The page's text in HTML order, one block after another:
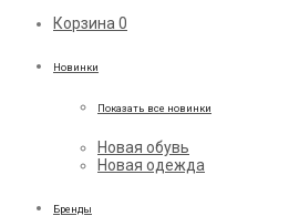
Корзина 0
Новинки
Показать все новинки
Новая обувь
Новая одежда
Бренды